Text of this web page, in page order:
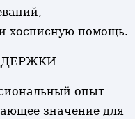
хосписную помощь.
опыт
значение для